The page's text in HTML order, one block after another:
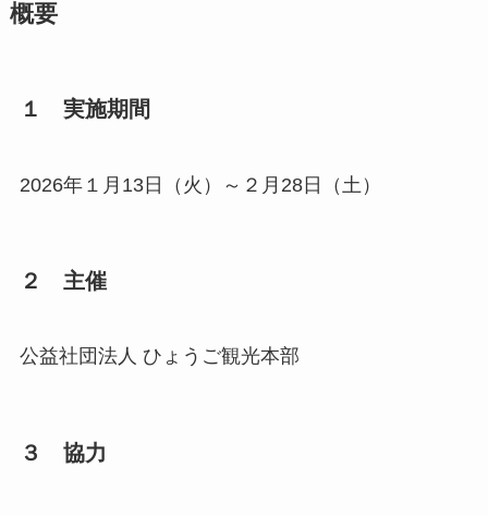
概要
１ 実施期間
2026年１月13日（火）～２月28日（土）
２ 主催
公益社団法人 ひょうご観光本部
３ 協力